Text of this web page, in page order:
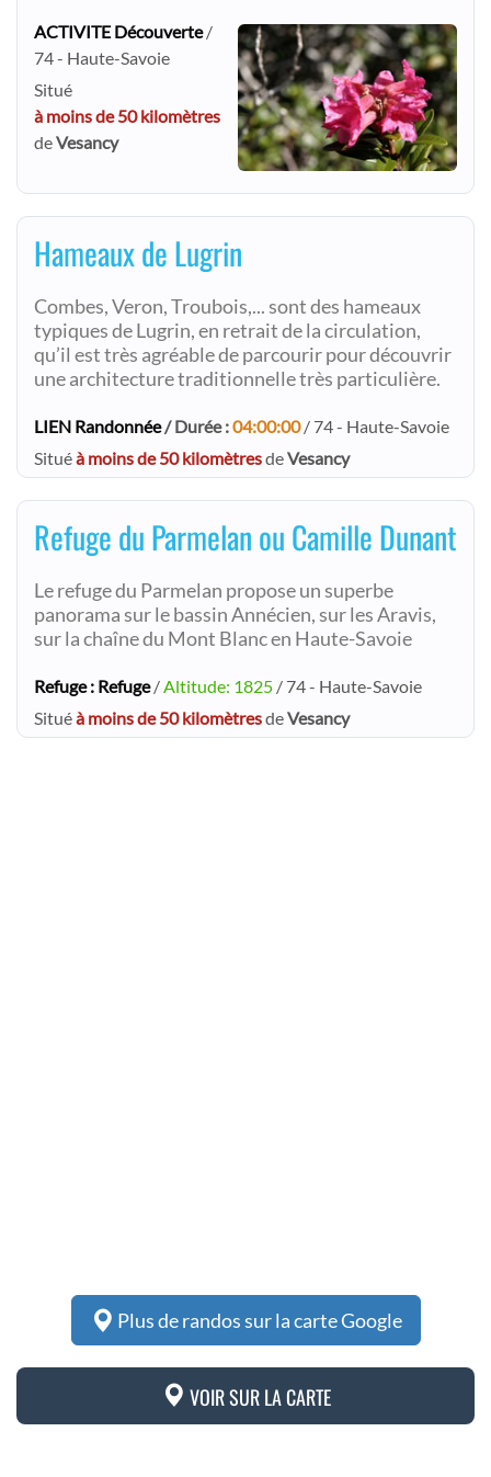
ACTIVITE Découverte/
74 - Haute-Savoie
Situé
à moins de 50 kilomètres
deVesancy
Hameaux de Lugrin
Combes, Veron, Troubois,... sont des hameaux
typiques de Lugrin, en retrait de la circulation,
qu’il est très agréable de parcourir pour découvrir
une architecture traditionnelle très particulière.
LIEN Randonnée/ Durée :04:00:00/ 74 - Haute-Savoie
Situéà moins de 50 kilomètresdeVesancy
Refuge du Parmelan ou Camille Dunant
Le refuge du Parmelan propose un superbe
panorama sur le bassin Annécien, sur les Aravis,
sur la chaîne du Mont Blanc en Haute-Savoie
Refuge : Refuge/ Altitude: 1825 / 74 - Haute-Savoie
Situéà moins de 50 kilomètresdeVesancy
Plus de randos sur la carte Google
VOIR SUR LA CARTE